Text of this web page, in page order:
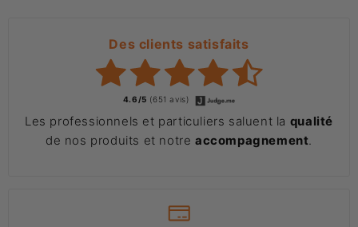
Des clients satisfaits
4.6/5 (651 avis)
Les professionnels et particuliers saluent la qualité
de nos produits et notre accompagnement